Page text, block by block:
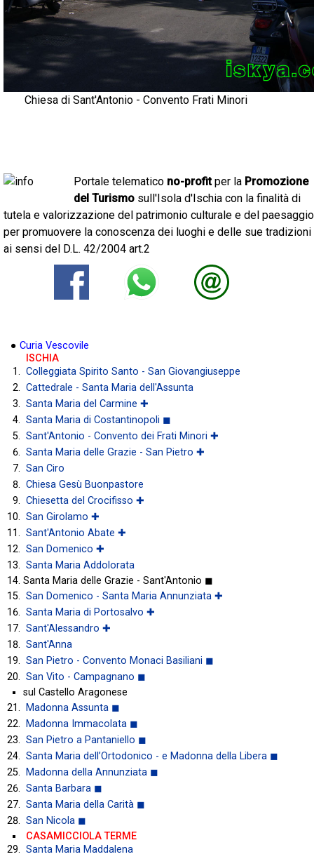
Chiesa di Sant'Antonio - Convento Frati Minori
Portale telematico no-profitper la Promozione
del Turismo sull'Isola d'Ischia con la finalità di
tutela e valorizzazione del patrimonio culturale e del paesaggio
per promuovere la conoscenza dei luoghi e delle sue tradizioni
ai sensi del D.L. 42/2004 art.2
● Curia Vescovile
ISCHIA
Colleggiata Spirito Santo - San Giovangiuseppe
Cattedrale - Santa Maria dell'Assunta
Santa Maria del Carmine ✚
Santa Maria di Costantinopoli ◼
Sant'Antonio - Convento dei Frati Minori ✚
Santa Maria delle Grazie - San Pietro ✚
San Ciro
Chiesa Gesù Buonpastore
Chiesetta del Crocifisso ✚
San Girolamo ✚
Sant'Antonio Abate ✚
San Domenico ✚
Santa Maria Addolorata
Santa Maria delle Grazie - Sant'Antonio ◼
San Domenico - Santa Maria Annunziata ✚
Santa Maria di Portosalvo ✚
Sant'Alessandro ✚
Sant'Anna
San Pietro - Convento Monaci Basiliani ◼
San Vito - Campagnano ◼
sul Castello Aragonese
Madonna Assunta ◼
Madonna Immacolata ◼
San Pietro a Pantaniello ◼
Santa Maria dell’Ortodonico - e Madonna della Libera ◼
Madonna della Annunziata ◼
Santa Barbara ◼
Santa Maria della Carità ◼
San Nicola ◼
CASAMICCIOLA TERME
Santa Maria Maddalena